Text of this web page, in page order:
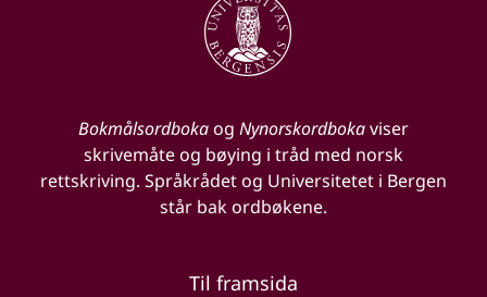
Bokmålsordbokaog Nynorskordbokaviser
skrivemåte og bøying i tråd med norsk
rettskriving. Språkrådet og Universitetet i Bergen
står bak ordbøkene.
Til framsida